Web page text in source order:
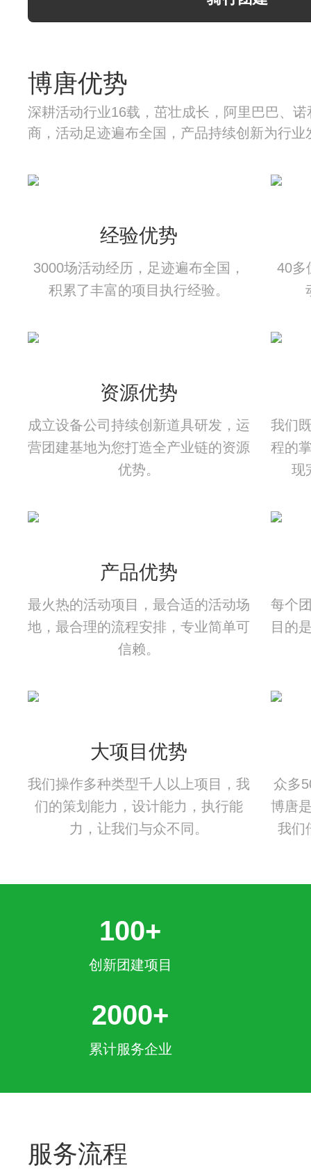
博唐优势
深耕活动行业16载，茁壮成长，阿里巴巴、
商，活动足迹遍布全国，产品持续创新为行业
经验优势
3000场活动经历，足迹遍布全国，
积累了丰富的项目执行经验。
40多
资源优势
成立设备公司持续创新道具研发，运
营团建基地为您打造全产业链的资源
优势。
我们
程的
现
产品优势
最火热的活动项目，最合适的活动场
地，最合理的流程安排，专业简单可
信赖。
每个
目的
大项目优势
我们操作多种类型千人以上项目，我
们的策划能力，设计能力，执行能
力，让我们与众不同。
众多
博唐
我们
100+
创新团建项目
2000+
累计服务企业
服务流程